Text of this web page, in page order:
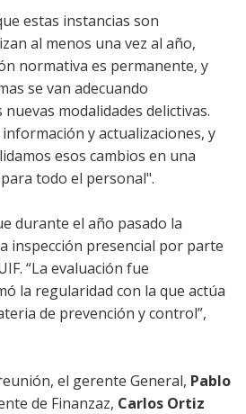
estas instancias son
al menos una vez al año,
normativa es permanente, y
se van adecuando
modalidades delictivas.
y actualizaciones, y
esos cambios en una
todo el personal".
durante el año pasado la
inspección presencial por parte
“La evaluación fue
la regularidad con la que actúa
de prevención y control”,
el gerente General, Pablo
de Finanzaz, Carlos Ortiz